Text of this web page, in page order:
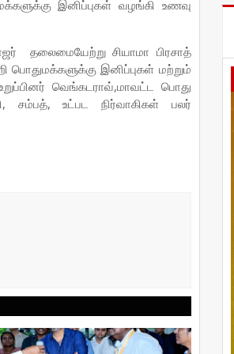
இனிப்புகள் வழங்கி உணவு
தலைமையேற்று சியாமா பிரசாத்
பொதுமக்களுக்கு இனிப்புகள் மற்றும்
வெங்கடராவ்,மாவட்ட பொது
சம்பத், உட்பட நிர்வாகிகள் பலர்